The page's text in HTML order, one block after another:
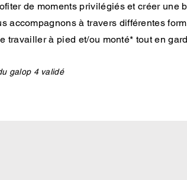
de moments privilégiés et créer une
accompagnons à travers différentes
travailler à pied et/ou monté* tout en
galop 4 validé